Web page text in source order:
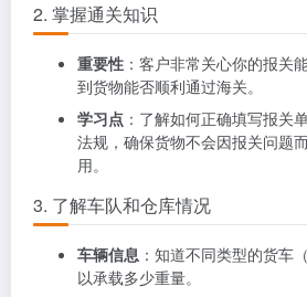
2. 掌握通关知识
重要性 ：客户非常关心你的报关
到货物能否顺利通过海关。
学习点 ：了解如何正确填写报关
法规，确保货物不会因报关问题
用。
3. 了解车队和仓库情况
车辆信息 ：知道不同类型的货车
以承载多少重量。